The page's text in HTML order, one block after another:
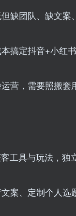
缺团队、缺文案
搞定抖音+小红
营，需要照搬套
工具与玩法，独
案、定制个人选